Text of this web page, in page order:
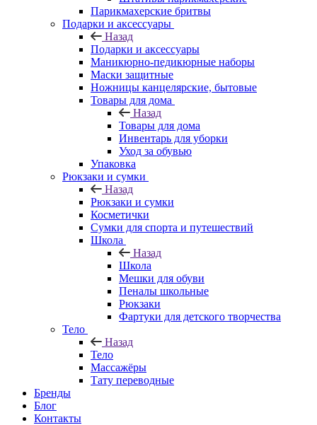
Парикмахерские бритвы
Подарки и аксессуары
Назад
Подарки и аксессуары
Маникюрно-педикюрные наборы
Маски защитные
Ножницы канцелярские, бытовые
Товары для дома
Назад
Товары для дома
Инвентарь для уборки
Уход за обувью
Упаковка
Рюкзаки и сумки
Назад
Рюкзаки и сумки
Косметички
Сумки для спорта и путешествий
Школа
Назад
Школа
Мешки для обуви
Пеналы школьные
Рюкзаки
Фартуки для детского творчества
Тело
Назад
Тело
Массажёры
Тату переводные
Бренды
Блог
Контакты